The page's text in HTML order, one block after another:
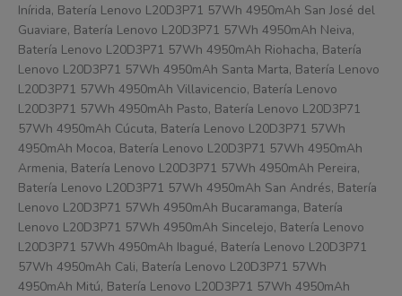
Inírida, Batería Lenovo L20D3P71 57Wh 4950mAh San José del
Guaviare, Batería Lenovo L20D3P71 57Wh 4950mAh Neiva,
Batería Lenovo L20D3P71 57Wh 4950mAh Riohacha, Batería
Lenovo L20D3P71 57Wh 4950mAh Santa Marta, Batería Lenovo
L20D3P71 57Wh 4950mAh Villavicencio, Batería Lenovo
L20D3P71 57Wh 4950mAh Pasto, Batería Lenovo L20D3P71
57Wh 4950mAh Cúcuta, Batería Lenovo L20D3P71 57Wh
4950mAh Mocoa, Batería Lenovo L20D3P71 57Wh 4950mAh
Armenia, Batería Lenovo L20D3P71 57Wh 4950mAh Pereira,
Batería Lenovo L20D3P71 57Wh 4950mAh San Andrés, Batería
Lenovo L20D3P71 57Wh 4950mAh Bucaramanga, Batería
Lenovo L20D3P71 57Wh 4950mAh Sincelejo, Batería Lenovo
L20D3P71 57Wh 4950mAh Ibagué, Batería Lenovo L20D3P71
57Wh 4950mAh Cali, Batería Lenovo L20D3P71 57Wh
4950mAh Mitú, Batería Lenovo L20D3P71 57Wh 4950mAh